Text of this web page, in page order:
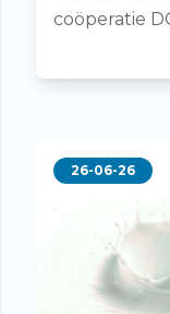
coöperatie
26-06-26